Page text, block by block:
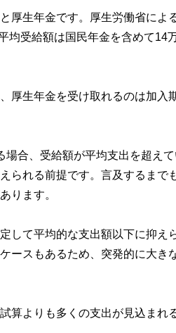
厚生年金です。厚生労働省によ
受給額は国民年金を含めて14
厚生年金を受け取れるのは加入
合、受給額が平均支出を超え
られる前提です。言及するまで
ります。
して平均的な支出額以下に抑え
ースもあるため、突発的に大き
算よりも多くの支出が見込まれ